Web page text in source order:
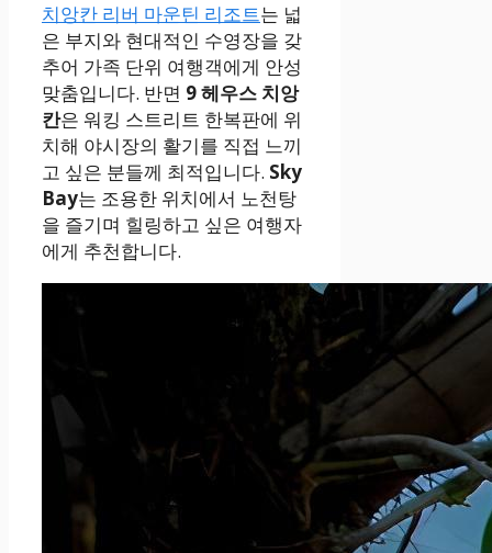
치앙칸 리버 마운틴 리조트는 넓
은 부지와 현대적인 수영장을 갖
추어 가족 단위 여행객에게 안성
맞춤입니다. 반면 9 헤우스 치앙
칸은 워킹 스트리트 한복판에 위
치해 야시장의 활기를 직접 느끼
고 싶은 분들께 최적입니다. Sky
Bay는 조용한 위치에서 노천탕
을 즐기며 힐링하고 싶은 여행자
에게 추천합니다.